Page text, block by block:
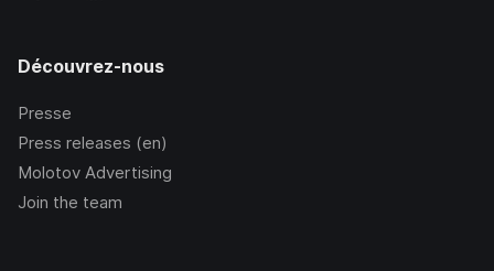
Découvrez-nous
Presse
Press releases (en)
Molotov Advertising
Join the team